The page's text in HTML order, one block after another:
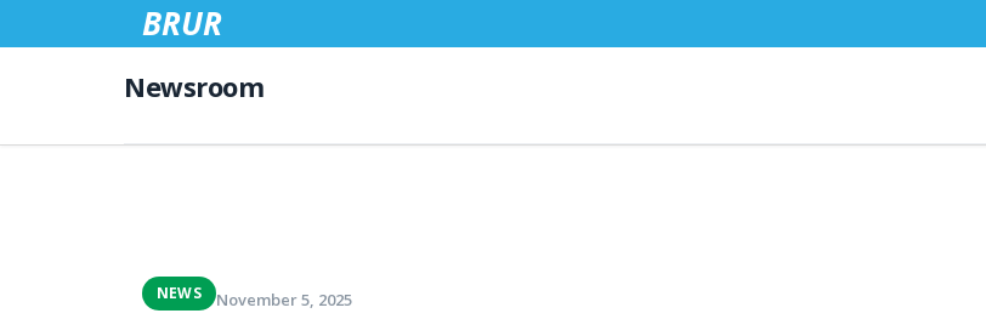
BRUR
Newsroom
NEWS November 5, 2025